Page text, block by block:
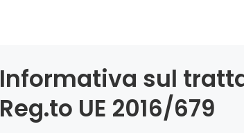
Informativa sul
Reg.to UE 2016/679